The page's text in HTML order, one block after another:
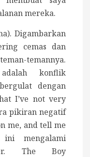
mereka.
Digambarkan
cemas dan
temannya.
konflik
dengan
I’ve not very
pikiran negatif
me, and tell me
mengalami
The Boy